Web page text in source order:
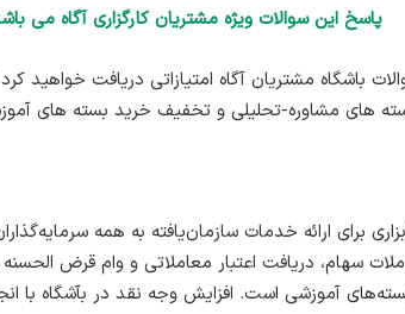
پاسخ این سوالات ویژه مشتریان کارگزاری آگاه می
باشگاه مشتریان آگاه امتیازاتی دریافت خواهید
های مشاوره-تحلیلی و تخفیف خرید بسته های
برای ارائه خدمات سازمان‌یافته به همه
سهام، دریافت اعتبار معاملاتی و وام قرض
آموزشی است. افزایش وجه نقد در بآشگاه با